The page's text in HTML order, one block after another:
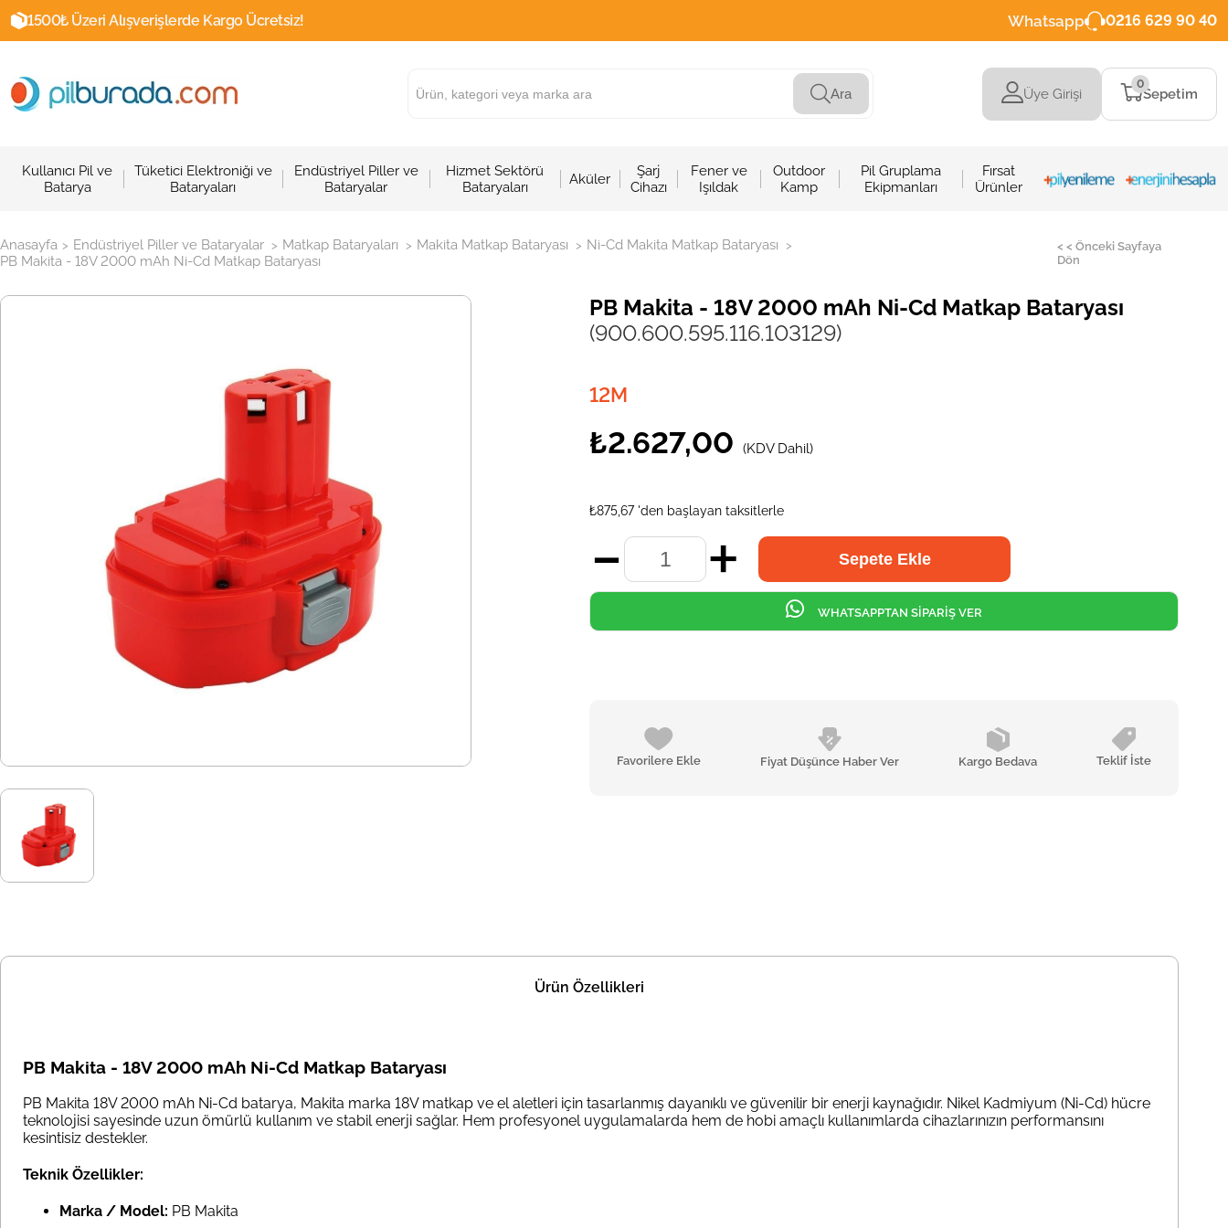
1500₺ Üzeri Alışverişlerde Kargo Ücretsiz! Whatsapp 0216 629 90 40
Ara Üye Girişi Sepetim
0
Kullanıcı Pil ve
Batarya
Tüketici Elektroniği ve
Bataryaları
Endüstriyel Piller ve
Bataryalar
Hizmet Sektörü
Bataryaları
Aküler
Şarj
Cihazı
Fener ve
Işıldak
Outdoor
Kamp
Pil Gruplama
Ekipmanları
Fırsat
Ürünler
Anasayfa > Endüstriyel Piller ve Bataryalar > Matkap Bataryaları > Makita Matkap Bataryası > Ni-Cd Makita Matkap Bataryası >
PB Makita - 18V 2000 mAh Ni-Cd Matkap Bataryası
< < Önceki Sayfaya
Dön
PB Makita - 18V 2000 mAh Ni-Cd Matkap Bataryası
(900.600.595.116.103129)
12M
₺2.627,00 (KDV Dahil)
₺875,67 'den başlayan taksitlerle
Favorilere Ekle Fiyat Düşünce Haber Ver Kargo Bedava Teklif İste
WHATSAPPTAN SİPARİŞ VER
Ürün Özellikleri
PB Makita - 18V 2000 mAh Ni-Cd Matkap Bataryası
PB Makita 18V 2000 mAh Ni-Cd batarya, Makita marka 18V matkap ve el aletleri için tasarlanmış dayanıklı ve güvenilir bir enerji kaynağıdır. Nikel Kadmiyum (Ni-Cd) hücre
teknolojisi sayesinde uzun ömürlü kullanım ve stabil enerji sağlar. Hem profesyonel uygulamalarda hem de hobi amaçlı kullanımlarda cihazlarınızın performansını
kesintisiz destekler.
Teknik Özellikler:
Marka / Model: PB Makita